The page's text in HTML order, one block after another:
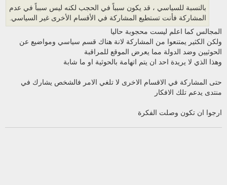
بالنسبة للسياسي ، قد يكون سبباً في الحجب لكنه ليس سبباً في عدم
المشاركة فأنت تستطيع المشاركة في الأقسام الأخرى غير السياسي.
المجالس كما اعلم ليست محجوبة حاليا
ولكن الكثير يمتنعوا من المشاركة لانة هناك قسم سياسي ومواضيع عن
الحوثيين وضد الدولة مما يعرض الموقع للمراقبة
وهذا الذي لا يريدة احد ان يتم اتهامة بالحوثية او ما شابة
حتى المشاركة في الاقسام الاخرى لا تلغي الامر فالشخص يشارك في
منتدى يدعم تلك الافكار
ارجوا ان تكون وصلت الفكرة